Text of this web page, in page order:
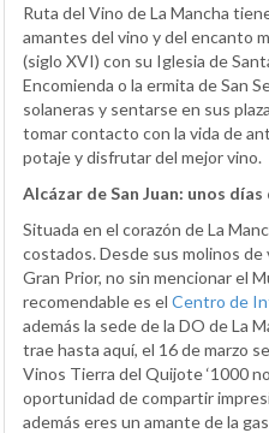
Ruta del Vino de La Mancha
amantes del vino y del encanto
(siglo XVI) con su Iglesia de
Encomienda o la ermita de San
solaneras y sentarse en sus
tomar contacto con la vida de
potaje y disfrutar del mejor vino.
Alcázar de San Juan: unos
Situada en el corazón de La
costados. Desde sus molinos de
Gran Prior, no sin mencionar el
recomendable es el Centro de
además la sede de la DO de La
trae hasta aquí, el 16 de marzo
Vinos Tierra del Quijote ‘1000
oportunidad de compartir
además eres un amante de la